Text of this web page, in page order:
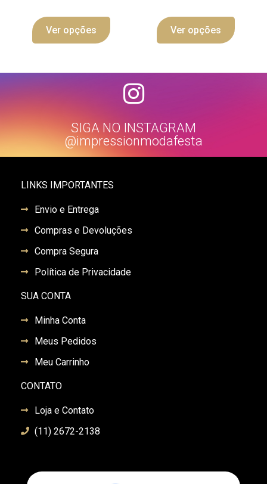
Ver opções Ver opções
SIGA NO INSTAGRAM
@impressionmodafesta
LINKS IMPORTANTES
Envio e Entrega
Compras e Devoluções
Compra Segura
Política de Privacidade
SUA CONTA
Minha Conta
Meus Pedidos
Meu Carrinho
CONTATO
Loja e Contato
(11) 2672-2138